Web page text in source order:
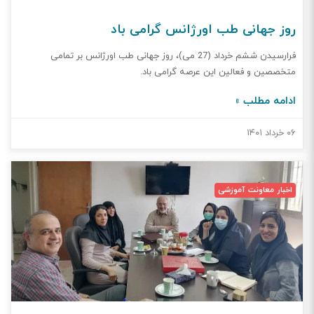
و اورژانس های رشته های مختلف پزشکی را ارائه خواهند نمود. در ادامه
این جلسه دبیران علمی این همایش به تشریح برنامه های مختلف هر
سالن پرداختند. دکتر ابوالفضل افشار فرد در خصوص اورژانس های جراحی ،
دکتر نادر توکلی در مورد تازه ها و اورژانس های طب داخلی ، دکتر فرزاد
فاضل در خصوص موضوعات مختلف و تازهای دندانپزشکی ، دکتر فرشاد
خصوص تازه‌ها و اورژانس های زنان و دکتر نفیسه حسینی یکتا در خصوص
روز جهانی طب اورژانس گرامی‌ باد
فرارسیدن ششم خرداد (27 می)، روز جهانی طب اورژانس بر تمامی
متخصصین و فعالین این عرصه گرامی باد.
ادامه مطلب »
۰۶ خرداد ۱۴۰۱
اخبار معاونت آموزشی